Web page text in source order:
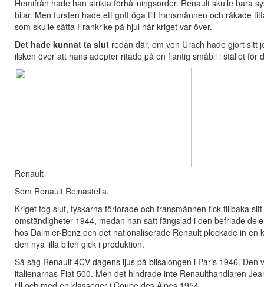
Hemifrån hade han strikta förhållningsorder. Renault skulle bara
bilar. Men fursten hade ett gott öga till fransmännen och råkade
som skulle sätta Frankrike på hjul när kriget var över.
Det hade kunnat ta slut redan där, om von Urach hade gjort sitt
ilsken över att hans adepter ritade på en fjantig småbil i stället
Renault
Som Renault Reinastella.
Kriget tog slut, tyskarna förlorade och fransmännen fick tillbaka
omständigheter 1944, medan han satt fängslad i den befriade
hos Daimler-Benz och det nationaliserade Renault plockade in
den nya lilla bilen gick i produktion.
Så såg Renault 4CV dagens ljus på bilsalongen i Paris 1946.
italienarnas Fiat 500. Men det hindrade inte Renaulthandlaren